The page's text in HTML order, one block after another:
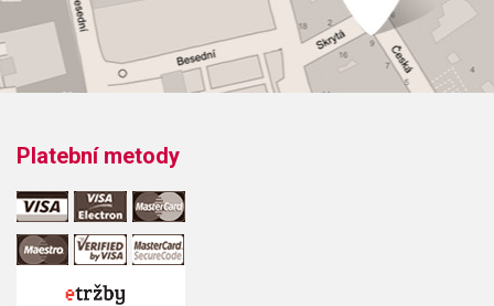
Platební metody